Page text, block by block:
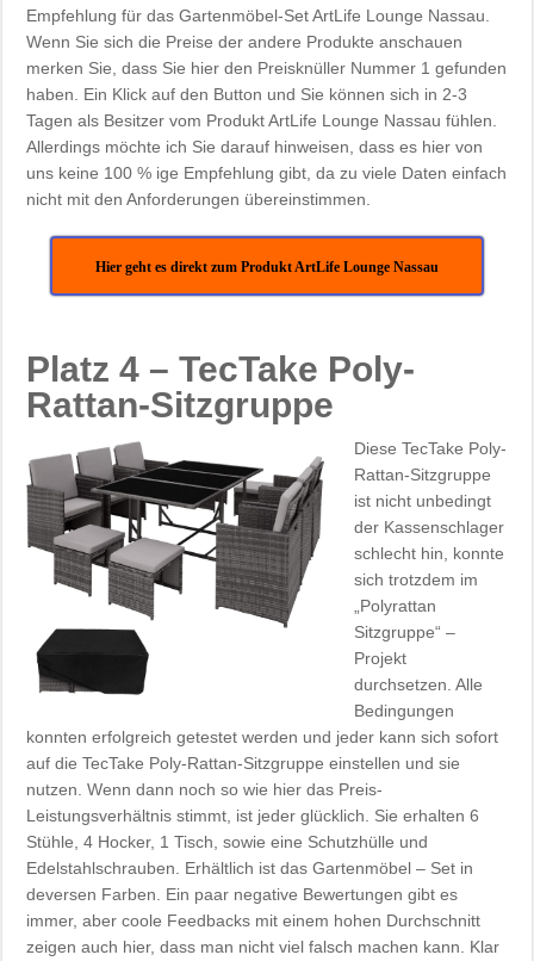
Empfehlung für das Gartenmöbel-Set ArtLife Lounge Nassau.
Wenn Sie sich die Preise der andere Produkte anschauen
merken Sie, dass Sie hier den Preisknüller Nummer 1 gefunden
haben. Ein Klick auf den Button und Sie können sich in 2-3
Tagen als Besitzer vom Produkt ArtLife Lounge Nassau fühlen.
Allerdings möchte ich Sie darauf hinweisen, dass es hier von
uns keine 100 % ige Empfehlung gibt, da zu viele Daten einfach
nicht mit den Anforderungen übereinstimmen.
Hier geht es direkt zum Produkt ArtLife Lounge Nassau
Platz 4 – TecTake Poly-
Rattan-Sitzgruppe
Diese TecTake Poly-
Rattan-Sitzgruppe
ist nicht unbedingt
der Kassenschlager
schlecht hin, konnte
sich trotzdem im
„Polyrattan
Sitzgruppe“ –
Projekt
durchsetzen. Alle
Bedingungen
konnten erfolgreich getestet werden und jeder kann sich sofort
auf die TecTake Poly-Rattan-Sitzgruppe einstellen und sie
nutzen. Wenn dann noch so wie hier das Preis-
Leistungsverhältnis stimmt, ist jeder glücklich. Sie erhalten 6
Stühle, 4 Hocker, 1 Tisch, sowie eine Schutzhülle und
Edelstahlschrauben. Erhältlich ist das Gartenmöbel – Set in
deversen Farben. Ein paar negative Bewertungen gibt es
immer, aber coole Feedbacks mit einem hohen Durchschnitt
zeigen auch hier, dass man nicht viel falsch machen kann. Klar